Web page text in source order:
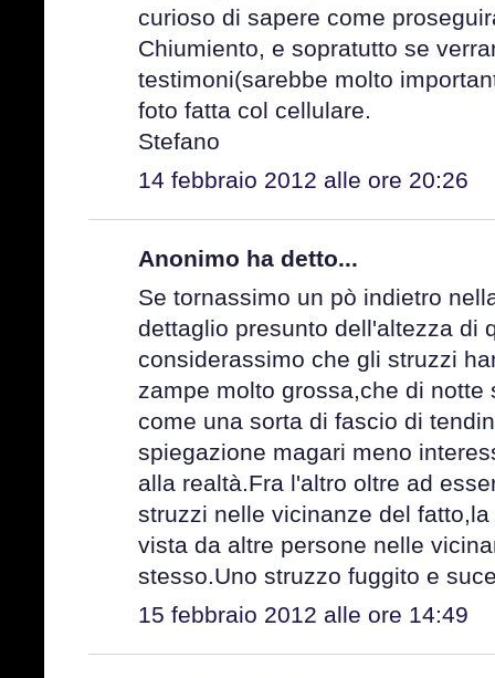
curioso di sapere come
Chiumiento, e sopratutto se
testimoni(sarebbe molto
foto fatta col cellulare.
Stefano
14 febbraio 2012 alle ore 20:26
Anonimo ha detto...
Se tornassimo un pò indietro
dettaglio presunto dell'altezza di
considerassimo che gli struzzi
zampe molto grossa,che di notte
come una sorta di fascio di
spiegazione magari meno
alla realtà.Fra l'altro oltre ad
struzzi nelle vicinanze del
vista da altre persone nelle
stesso.Uno struzzo fuggito e
15 febbraio 2012 alle ore 14:49